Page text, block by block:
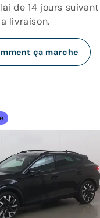
de 14 jours suivant
livraison.
ça marche